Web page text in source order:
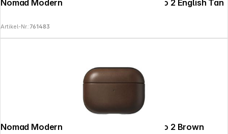
Nomad Modern Leather Case Airpods Pro 2 English Tan
Artikel-Nr.:761483
Nomad Modern Leather Case Airpods Pro 2 Brown